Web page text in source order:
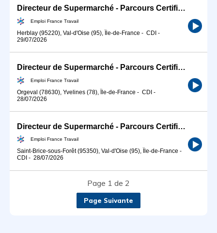
Directeur de Supermarché - Parcours Certifiant (H/F)
Emploi France Travail
Herblay (95220), Val-d'Oise (95), Île-de-France - CDI -
29/07/2026
Directeur de Supermarché - Parcours Certifiant (H/F)
Emploi France Travail
Orgeval (78630), Yvelines (78), Île-de-France - CDI -
28/07/2026
Directeur de Supermarché - Parcours Certifiant (H/F)
Emploi France Travail
Saint-Brice-sous-Forêt (95350), Val-d'Oise (95), Île-de-France -
CDI - 28/07/2026
Page 1 de 2
Page Suivante